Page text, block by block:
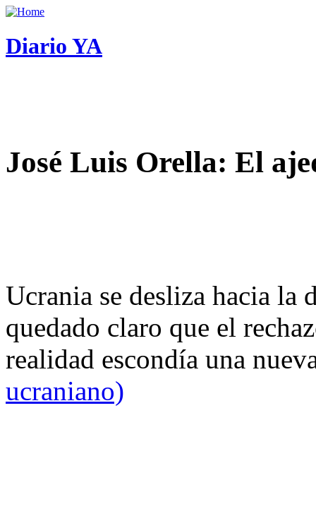
Diario YA
José Luis Orella: El
Ucrania se desliza hacia
quedado claro que el
realidad escondía una
ucraniano)